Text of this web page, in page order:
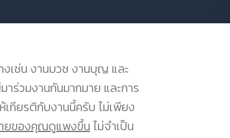
เช่น งานบวช งานบุญ และ
ร่วมงานกันมากมาย และการ
กียรติกับงานนี้ครับ ไม่เพียง
ายของคุณดูแพงขึ้นไม่จำเป็น